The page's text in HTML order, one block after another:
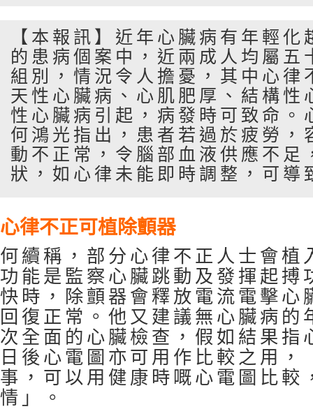
【本報訊】近年心臟病有年輕
的患病個案中，近兩成人均屬五
組別，情況令人擔憂，其中心律
天性心臟病、心肌肥厚、結構性
性心臟病引起，病發時可致命。
何鴻光指出，患者若過於疲勞，
動不正常，令腦部血液供應不足
狀，如心律未能即時調整，可導
心律不正可植除顫器
何續稱，部分心律不正人士會植
功能是監察心臟跳動及發揮起搏
快時，除顫器會釋放電流電擊心
回復正常。他又建議無心臟病的
次全面的心臟檢查，假如結果指
日後心電圖亦可用作比較之用，
事，可以用健康時嘅心電圖比較
情」。